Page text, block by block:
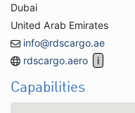
Dubai
United Arab Emirates
info@rdscargo.ae
rdscargo.aero
Capabilities